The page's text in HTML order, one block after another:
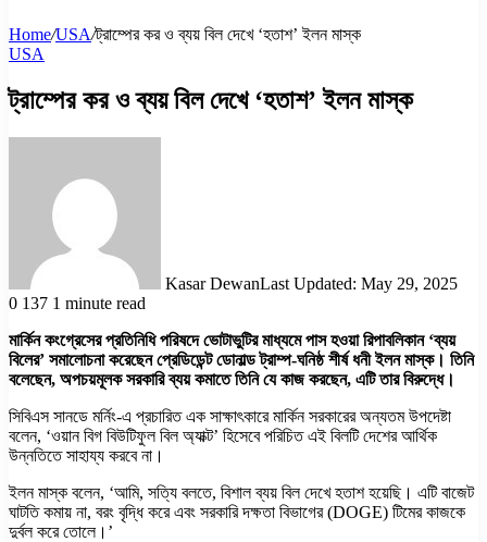
Home/USA/ট্রাম্পের কর ও ব্যয় বিল দেখে ‘হতাশ’ ইলন মাস্ক
USA
ট্রাম্পের কর ও ব্যয় বিল দেখে ‘হতাশ’ ইলন মাস্ক
Kasar DewanLast Updated: May 29, 2025
0 137 1 minute read
মার্কিন কংগ্রেসের প্রতিনিধি পরিষদে ভোটাভুটির মাধ্যমে পাস হওয়া রিপাবলিকান ‘ব্যয়
বিলের’ সমালোচনা করেছেন প্রেডিডেন্ট ডোনাল্ড ট্রাম্প-ঘনিষ্ঠ শীর্ষ ধনী ইলন মাস্ক। তিনি
বলেছেন, অপচয়মূলক সরকারি ব্যয় কমাতে তিনি যে কাজ করছেন, এটি তার বিরুদ্ধে।
সিবিএস সানডে মর্নিং-এ প্রচারিত এক সাক্ষাৎকারে মার্কিন সরকারের অন্যতম উপদেষ্টা
বলেন, ‘ওয়ান বিগ বিউটিফুল বিল অ্যাক্ট’ হিসেবে পরিচিত এই বিলটি দেশের আর্থিক
উন্নতিতে সাহায্য করবে না।
ইলন মাস্ক বলেন, ‘আমি, সত্যি বলতে, বিশাল ব্যয় বিল দেখে হতাশ হয়েছি। এটি বাজেট
ঘাটতি কমায় না, বরং বৃদ্ধি করে এবং সরকারি দক্ষতা বিভাগের (DOGE) টিমের কাজকে
দুর্বল করে তোলে।’